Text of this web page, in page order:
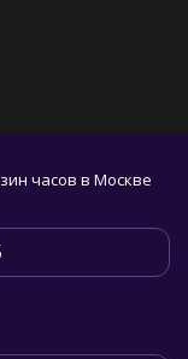
часов в Москве